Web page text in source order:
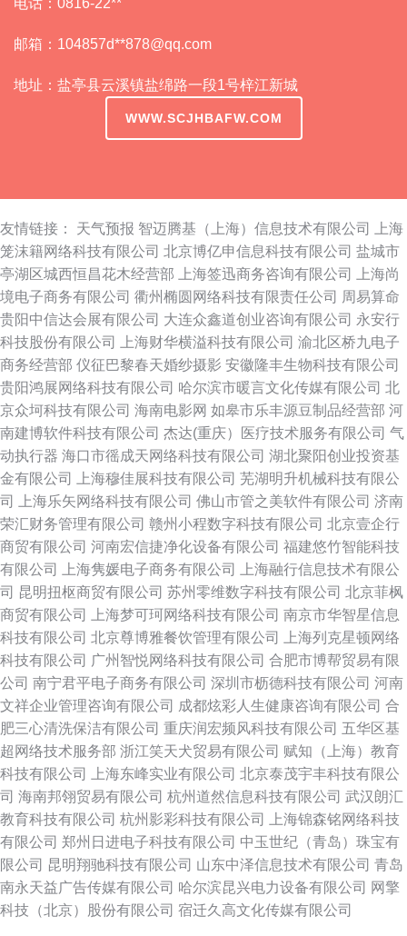
电话：0816-22**
邮箱：104857d**878@qq.com
地址：盐亭县云溪镇盐绵路一段1号梓江新城
WWW.SCJHBAFW.COM
友情链接： 天气预报 智迈腾基（上海）信息技术有限公司
上海
笼沫籍网络科技有限公司 北京博亿申信息科技有限公司 盐城市
亭湖区城西恒昌花木经营部
上海签迅商务咨询有限公司
上海尚
境电子商务有限公司 衢州椭圆网络科技有限责任公司 周易算命
贵阳中信达会展有限公司 大连众鑫道创业咨询有限公司 永安行
科技股份有限公司
上海财华横溢科技有限公司 渝北区桥九电子
商务经营部 仪征巴黎春天婚纱摄影 安徽隆丰生物科技有限公司
贵阳鸿展网络科技有限公司 哈尔滨市暖言文化传媒有限公司 北
京众坷科技有限公司 海南电影网 如皋市乐丰源豆制品经营部 河
南建博软件科技有限公司 杰达(重庆）医疗技术服务有限公司 气
动执行器 海口市徭成天网络科技有限公司 湖北聚阳创业投资基
金有限公司
上海穆佳展科技有限公司 芜湖明升机械科技有限公
司
上海乐矢网络科技有限公司 佛山市管之美软件有限公司 济南
荣汇财务管理有限公司 赣州小程数字科技有限公司 北京壹企行
商贸有限公司 河南宏信捷净化设备有限公司 福建悠竹智能科技
有限公司
上海隽媛电子商务有限公司
上海融行信息技术有限公
司 昆明扭枢商贸有限公司 苏州零维数字科技有限公司 北京菲枫
商贸有限公司
上海梦可珂网络科技有限公司 南京市华智星信息
科技有限公司 北京尊博雅餐饮管理有限公司
上海列克星顿网络
科技有限公司 广州智悦网络科技有限公司 合肥市博帮贸易有限
公司 南宁君平电子商务有限公司 深圳市枥德科技有限公司 河南
文祥企业管理咨询有限公司 成都炫彩人生健康咨询有限公司 合
肥三心清洗保洁有限公司 重庆润宏频风科技有限公司 五华区基
超网络技术服务部 浙江笑天犬贸易有限公司 赋知（上海）教育
科技有限公司
上海东峰实业有限公司 北京泰茂宇丰科技有限公
司 海南邦翎贸易有限公司 杭州道然信息科技有限公司 武汉朗汇
教育科技有限公司 杭州影彩科技有限公司
上海锦森铭网络科技
有限公司 郑州日进电子科技有限公司 中玉世纪（青岛）珠宝有
限公司 昆明翔驰科技有限公司 山东中泽信息技术有限公司 青岛
南永天益广告传媒有限公司 哈尔滨昆兴电力设备有限公司 网擎
科技（北京）股份有限公司 宿迁久高文化传媒有限公司